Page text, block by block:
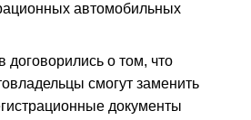
автомобильных
о том, что
смогут заменить
документы